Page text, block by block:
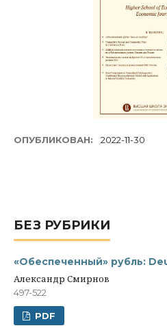
ОПУБЛИКОВАН: 2022-11-30
БЕЗ РУБРИКИ
«Обеспеченный» рубль:
Александр Смирнов
497-522
PDF